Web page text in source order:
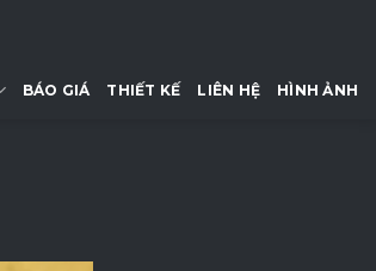
BÁO GIÁ THIẾT KẾ LIÊN HỆ HÌNH ẢNH